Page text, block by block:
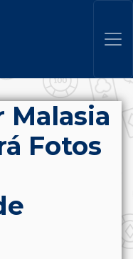
Malasia
Fotos